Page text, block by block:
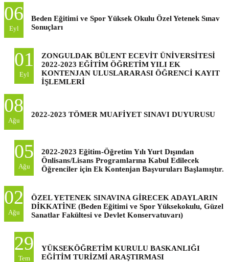
06
Eyl
Beden Eğitimi ve Spor Yüksek Okulu Özel Yetenek Sınav
Sonuçları
01
Eyl
ZONGULDAK BÜLENT ECEVİT ÜNİVERSİTESİ
2022-2023 EĞİTİM ÖĞRETİM YILI EK
KONTENJAN ULUSLARARASI ÖĞRENCİ KAYIT
İŞLEMLERİ
08
Ağu
2022-2023 TÖMER MUAFİYET SINAVI DUYURUSU
05
Ağu
2022-2023 Eğitim-Öğretim Yılı Yurt Dışından
Önlisans/Lisans Programlarına Kabul Edilecek
Öğrenciler için Ek Kontenjan Başvuruları Başlamıştır.
02
Ağu
ÖZEL YETENEK SINAVINA GİRECEK ADAYLARIN
DİKKATİNE (Beden Eğitimi ve Spor Yüksekokulu, Güzel
Sanatlar Fakültesi ve Devlet Konservatuvarı)
29
Tem
YÜKSEKÖĞRETİM KURULU BASKANLIĞI
EĞİTİM TURİZMİ ARAŞTIRMASI